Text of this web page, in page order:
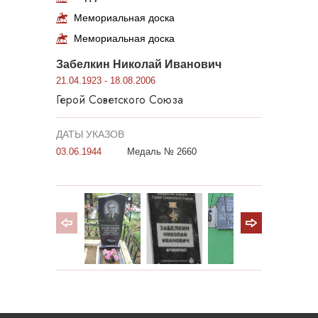
Мемориальная доска
Мемориальная доска
Забелкин Николай Иванович
21.04.1923 - 18.08.2006
Герой Советского Союза
ДАТЫ УКАЗОВ
03.06.1944 Медаль № 2660